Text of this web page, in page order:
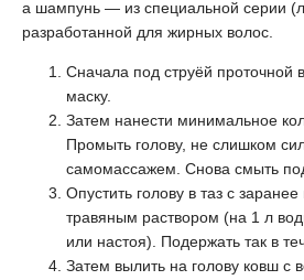
а шампунь — из специальной серии
разработанной для жирных волос.
Сначала под струёй проточной
маску.
Затем нанести минимальное
Промыть голову, не слишком
самомассажем. Снова смыть
Опустить голову в таз с
травяным раствором (на 1 л
или настоя). Подержать так в
Затем вылить на голову ковш с